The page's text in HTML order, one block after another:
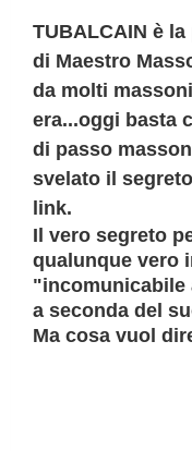
TUBALCAIN è
di Maestro
da molti
era...oggi basta
di passo
svelato il
link.
Il vero segreto
qualunque vero
"incomunicabile
a seconda del
Ma cosa vuol